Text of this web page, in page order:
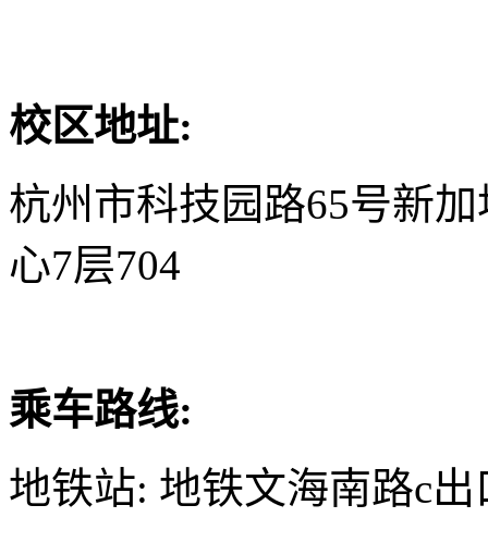
校区地址:
杭州市科技园路65号新
心7层704
乘车路线:
地铁站: 地铁文海南路c出